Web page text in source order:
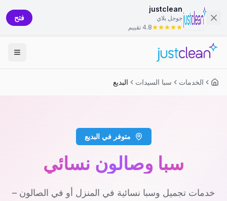
justclean
جوجل بلاي
4.8 تقييم
فتح
الخدمات سبا السيدات البديع
متوفر في البديع
سبا وصالون نسائي
خدمات تجميل وسبا نسائية في المنزل أو في الصالون –